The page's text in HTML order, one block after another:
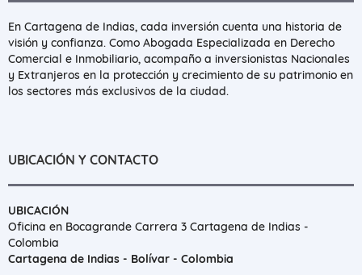
En Cartagena de Indias, cada inversión cuenta una historia de
visión y confianza. Como Abogada Especializada en Derecho
Comercial e Inmobiliario, acompaño a inversionistas Nacionales
y Extranjeros en la protección y crecimiento de su patrimonio en
los sectores más exclusivos de la ciudad.
UBICACIÓN Y CONTACTO
UBICACIÓN
Oficina en Bocagrande Carrera 3 Cartagena de Indias -
Colombia
Cartagena de Indias - Bolívar - Colombia